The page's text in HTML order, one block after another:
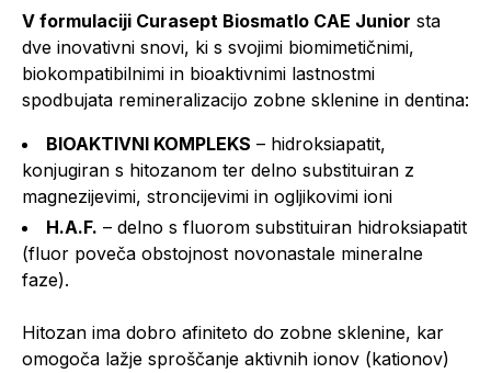
V formulaciji Curasept Biosmatlo CAE Junior sta
dve inovativni snovi, ki s svojimi biomimetičnimi,
biokompatibilnimi in bioaktivnimi lastnostmi
spodbujata remineralizacijo zobne sklenine in dentina:
BIOAKTIVNI KOMPLEKS – hidroksiapatit,
konjugiran s hitozanom ter delno substituiran z
magnezijevimi, stroncijevimi in ogljikovimi ioni
H.A.F. – delno s fluorom substituiran hidroksiapatit
(fluor poveča obstojnost novonastale mineralne
faze).
Hitozan ima dobro afiniteto do zobne sklenine, kar
omogoča lažje sproščanje aktivnih ionov (kationov)